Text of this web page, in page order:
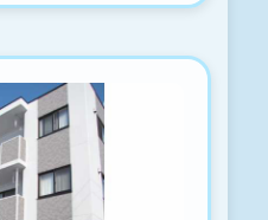
食・食品の販売
雪有ります。）
き 4,400円です。
◡＜◍)。✧♡